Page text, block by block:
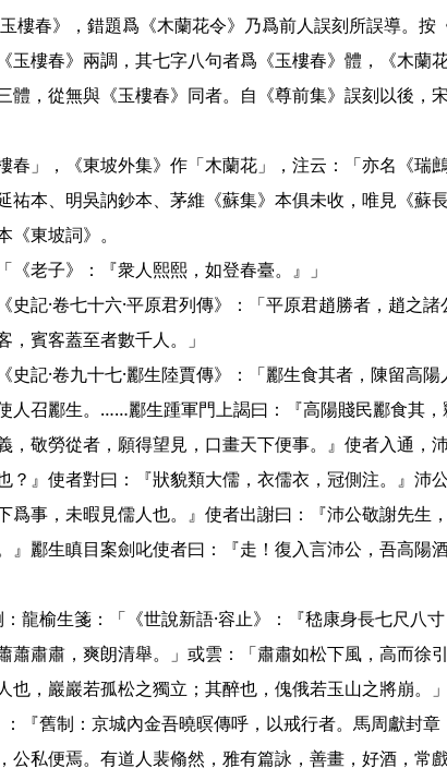
玉樓春》兩調，其七字八句者爲《玉樓春》體，《木蘭
體，從無與《玉樓春》同者。自《尊前集》誤刻以後，
春」，《東坡外集》作「木蘭花」，注云：「亦名《瑞鷓
祐本、明吳訥鈔本、茅維《蘇集》本俱未收，唯見《蘇長
東坡詞》。
《老子》：『衆人熙熙，如登春臺。』」
史記·卷七十六·平原君列傳》：「平原君趙勝者，趙之
，賓客蓋至者數千人。」
史記·卷九十七·酈生陸賈傳》：「酈生食其者，陳留高
人召酈生。……酈生踵軍門上謁曰：『高陽賤民酈食其，
，敬勞從者，願得望見，口畫天下便事。』使者入通，
？』使者對曰：『狀貌類大儒，衣儒衣，冠側注。』沛
爲事，未暇見儒人也。』使者出謝曰：『沛公敬謝先生
』酈生瞋目案劍叱使者曰：『走！復入言沛公，吾高陽
龍榆生箋：「《世說新語·容止》：『嵇康身長七尺八
蕭肅肅，爽朗清舉。」或雲：「肅肅如松下風，高而徐
也，巖巖若孤松之獨立；其醉也，傀俄若玉山之將崩。
：『舊制：京城內金吾曉暝傳呼，以戒行者。馬周獻封
公私便焉。有道人裴翛然，雅有篇詠，善畫，好酒，常